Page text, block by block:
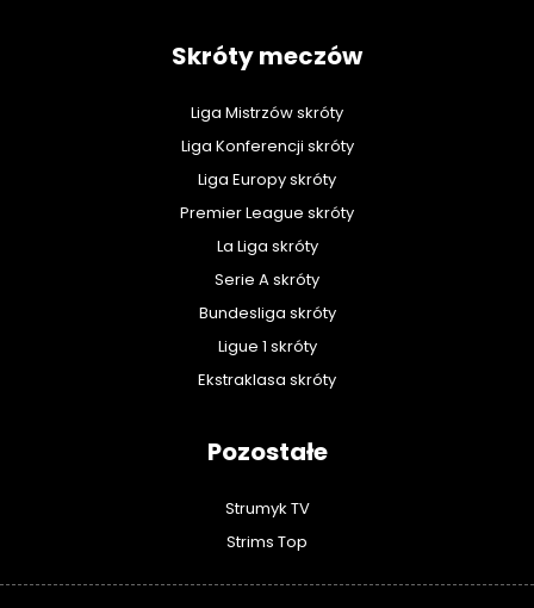
Skróty meczów
Liga Mistrzów skróty
Liga Konferencji skróty
Liga Europy skróty
Premier League skróty
La Liga skróty
Serie A skróty
Bundesliga skróty
Ligue 1 skróty
Ekstraklasa skróty
Pozostałe
Strumyk TV
Strims Top